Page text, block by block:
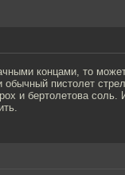
концами, то
обычный пистолет
и бертолетова